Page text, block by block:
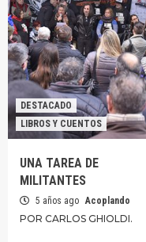
DESTACADO
LIBROS Y CUENTOS
UNA TAREA DE
MILITANTES
5 años ago Acoplando
POR CARLOS GHIOLDI.